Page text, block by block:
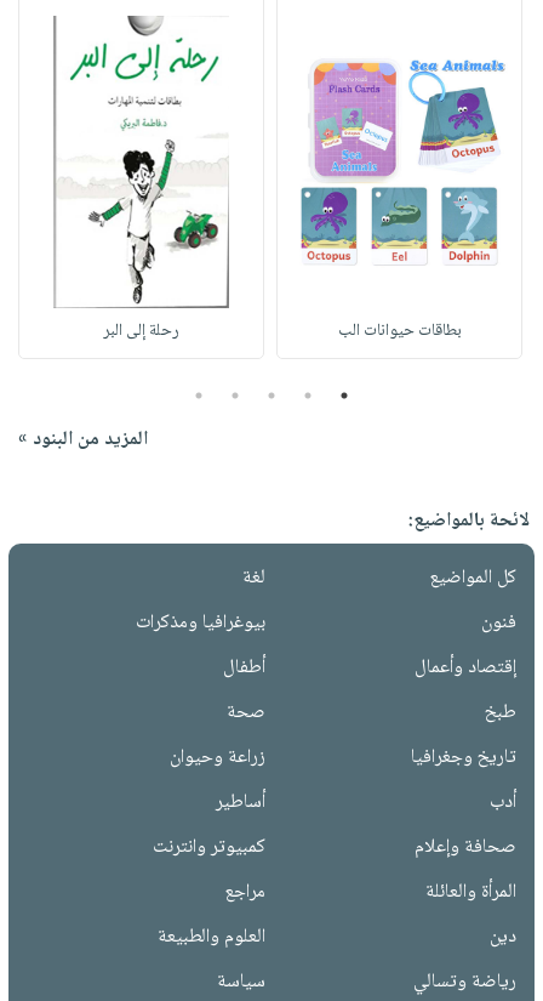
بطاقات حيوانات الب رحلة إلى البر
1
2
3
4
5
المزيد من البنود »
لائحة بالمواضيع:
كل المواضيع
لغة
فنون
بيوغرافيا ومذكرات
إقتصاد وأعمال
أطفال
طبخ
صحة
تاريخ وجغرافيا
زراعة وحيوان
أدب
أساطير
صحافة وإعلام
كمبيوتر وانترنت
المرأة والعائلة
مراجع
دين
العلوم والطبيعة
رياضة وتسالي
سياسة